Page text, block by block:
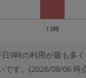
13時
9時の利用が最も多
です。(2026/08/06 時